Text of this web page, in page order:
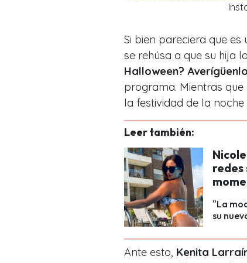
Si bien pareciera que
se rehúsa a que su hija
Halloween?
programa. Mientras
la festividad de la noche
Leer también:
redes
"La
su
Ante esto, Kenita